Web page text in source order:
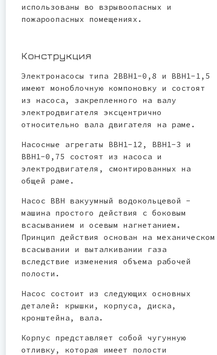
использованы во взрывоопасных и
пожароопасных помещениях.
Конструкция
Электронасосы типа 2ВВН1-0,8 и ВВН1-1,5
имеют моноблочную компоновку и состоят
из насоса, закрепленного на валу
электродвигателя эксцентрично
относительно вала двигателя на раме.
Насосные агрегаты ВВН1-12, ВВН1-3 и
ВВН1-0,75 состоят из насоса и
электродвигателя, смонтированных на
общей раме.
Насос ВВН вакуумный водокольцевой -
машина простого действия с боковым
всасыванием и осевым нагнетанием.
Принцип действия основан на механическом
всасывании и выталкивании газа
вследствие изменения объема рабочей
полости.
Насос состоит из следующих основных
деталей: крышки, корпуса, диска,
кронштейна, вала.
Корпус представляет собой чугунную
отливку, которая имеет полости